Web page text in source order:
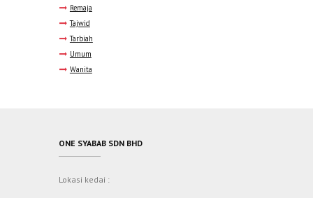
Remaja
Tajwid
Tarbiah
Umum
Wanita
ONE SYABAB SDN BHD
Lokasi kedai :